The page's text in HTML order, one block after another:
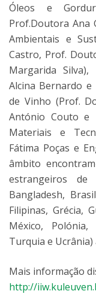
Óleos e
Prof.Doutora Ana
Ambientais e
Castro, Prof.
Margarida
Alcina Bernardo
de Vinho (Prof.
António Couto e
Materiais e
Fátima Poças e
âmbito
estrangeiros de
Bangladesh,
Filipinas, Grécia,
México,
Turquia e
Mais informação
http://